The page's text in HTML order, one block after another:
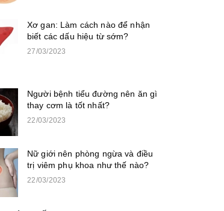
Xơ gan: Làm cách nào để nhận
biết các dấu hiệu từ sớm?
27/03/2023
Người bệnh tiểu đường nên ăn gì
thay cơm là tốt nhất?
22/03/2023
Nữ giới nên phòng ngừa và điều
trị viêm phụ khoa như thế nào?
22/03/2023